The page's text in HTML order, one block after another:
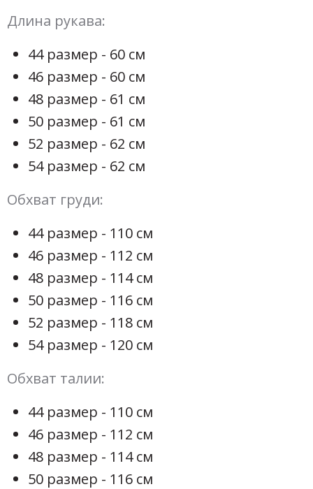
Длина рукава:
44 размер - 60 см
46 размер - 60 см
48 размер - 61 см
50 размер - 61 см
52 размер - 62 см
54 размер - 62 см
Обхват груди:
44 размер - 110 см
46 размер - 112 см
48 размер - 114 см
50 размер - 116 см
52 размер - 118 см
54 размер - 120 см
Обхват талии:
44 размер - 110 см
46 размер - 112 см
48 размер - 114 см
50 размер - 116 см